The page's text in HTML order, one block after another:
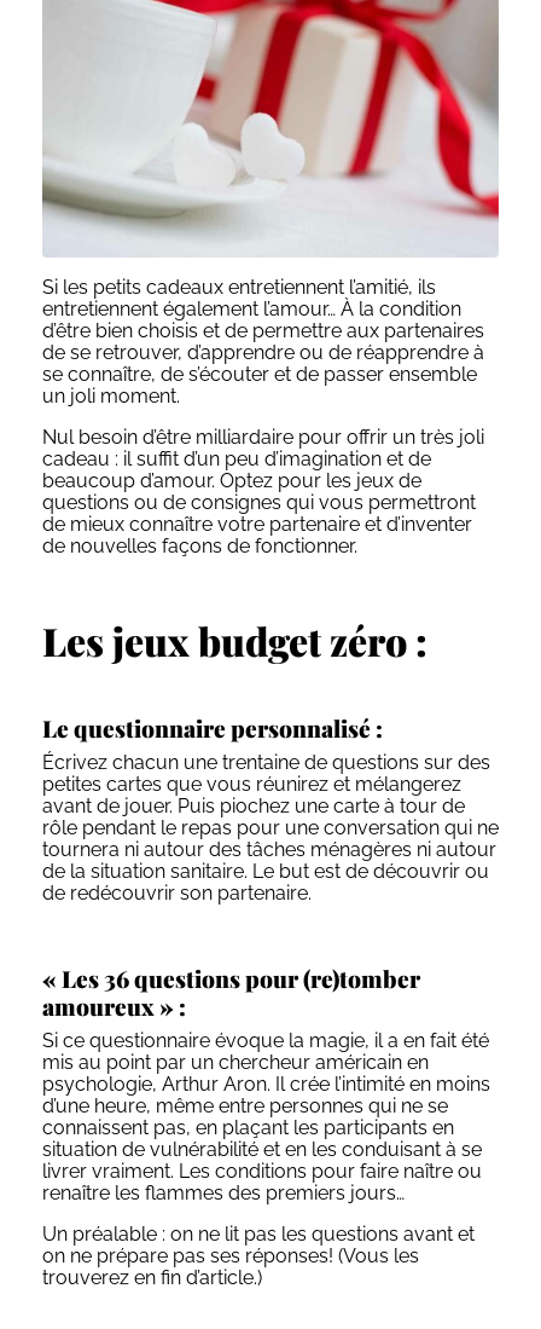
Si les petits cadeaux entretiennent l’amitié, ils
entretiennent également l’amour… À la condition
d’être bien choisis et de permettre aux partenaires
de se retrouver, d’apprendre ou de réapprendre à
se connaître, de s’écouter et de passer ensemble
un joli moment.
Nul besoin d’être milliardaire pour offrir un très joli
cadeau : il suffit d’un peu d’imagination et de
beaucoup d’amour. Optez pour les jeux de
questions ou de consignes qui vous permettront
de mieux connaître votre partenaire et d’inventer
de nouvelles façons de fonctionner.
Les jeux budget zéro :
Le questionnaire personnalisé :
Écrivez chacun une trentaine de questions sur des
petites cartes que vous réunirez et mélangerez
avant de jouer. Puis piochez une carte à tour de
rôle pendant le repas pour une conversation qui ne
tournera ni autour des tâches ménagères ni autour
de la situation sanitaire. Le but est de découvrir ou
de redécouvrir son partenaire.
« Les 36 questions pour (re)tomber
amoureux » :
Si ce questionnaire évoque la magie, il a en fait été
mis au point par un chercheur américain en
psychologie, Arthur Aron. Il crée l’intimité en moins
d’une heure, même entre personnes qui ne se
connaissent pas, en plaçant les participants en
situation de vulnérabilité et en les conduisant à se
livrer vraiment. Les conditions pour faire naître ou
renaître les flammes des premiers jours…
Un préalable : on ne lit pas les questions avant et
on ne prépare pas ses réponses! (Vous les
trouverez en fin d’article.)